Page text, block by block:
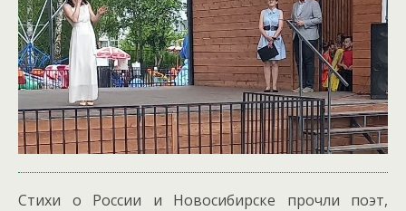
Стихи о России и Новосибирске прочли поэт,